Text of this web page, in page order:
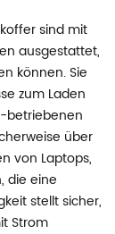
sind mit
ausgestattet,
können. Sie
zum Laden
betriebenen
über
von Laptops,
die eine
stellt sicher,
Strom